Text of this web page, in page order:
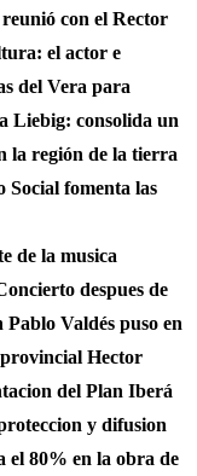
con el Rector
el actor e
del Vera para
Liebig: consolida un
la región de la tierra
Social fomenta las
de la musica
despues de
Valdés puso en
Hector
del Plan Iberá
y difusion
el 80% en la obra de